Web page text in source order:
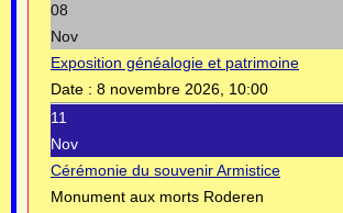
08
Nov
Exposition généalogie et patrimoine
Date : 8 novembre 2026, 10:00
11
Nov
Cérémonie du souvenir Armistice
Monument aux morts Roderen